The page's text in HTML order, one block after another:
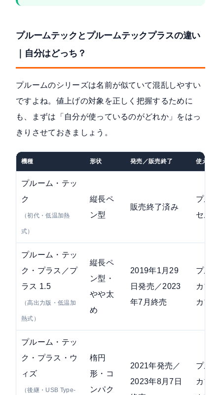
プルームテックとプルームテックプラスの違い
｜自分はどっち？
プルームのシリーズは名前が似ていて混乱しやすい
ですよね。値上げの対象を正しく把握するために
も、まずは「自分が使っているのがどれか」をはっ
きりさせておきましょう。
機種 形状 発売／販売終了 使える
プルーム・テッ
ク
（初代・低温加熱
式）
縦長ペ
ン型
販売終了済み
プル
セル
プルーム・テッ
ク・プラス／プ
ラス 1.5
（高出力版・低温加
熱式）
縦長ペ
ン型・
やや太
め
2019年1月29
日発売／2023
年7月終売
プル
カプ
カプ
プルーム・テッ
ク・プラス・ウ
ィズ
（後継・USB Type-
楕円
形・コ
ンパク
2021年発売／
2023年8月7日
プル
カプ